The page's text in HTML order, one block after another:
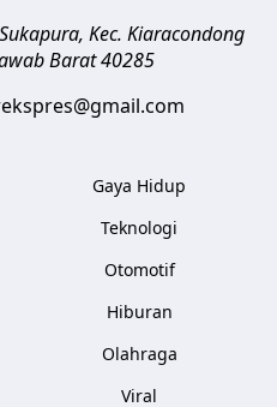
Kec. Kiaracondong
Barat 40285
Gaya Hidup
Teknologi
Otomotif
Hiburan
Olahraga
Viral